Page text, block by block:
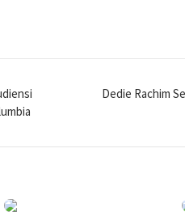
Dedie Rachim